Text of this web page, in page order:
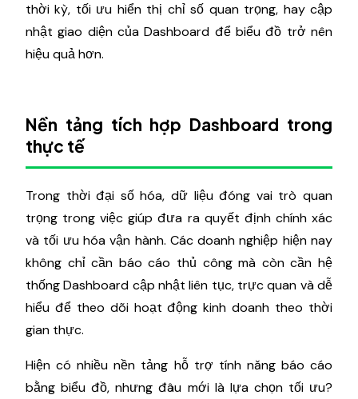
thời kỳ, tối ưu hiển thị chỉ số quan trọng, hay cập
nhật giao diện của Dashboard để biểu đồ trở nên
hiệu quả hơn.
Nền tảng tích hợp Dashboard trong
thực tế
Trong thời đại số hóa, dữ liệu đóng vai trò quan
trọng trong việc giúp đưa ra quyết định chính xác
và tối ưu hóa vận hành. Các doanh nghiệp hiện nay
không chỉ cần báo cáo thủ công mà còn cần hệ
thống Dashboard cập nhật liên tục, trực quan và dễ
hiểu để theo dõi hoạt động kinh doanh theo thời
gian thực.
Hiện có nhiều nền tảng hỗ trợ tính năng báo cáo
bằng biểu đồ, nhưng đâu mới là lựa chọn tối ưu?